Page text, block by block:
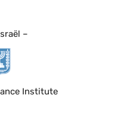
–
Institute